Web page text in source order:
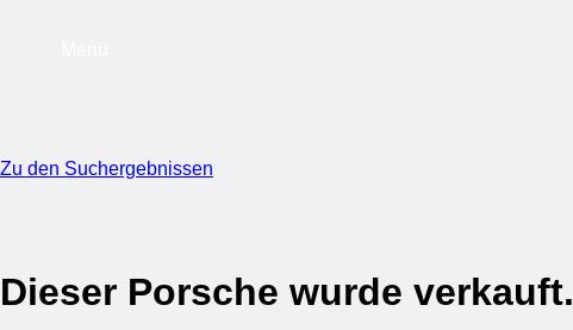
Zu den Suchergebnissen
Dieser Porsche wurde verkauft.